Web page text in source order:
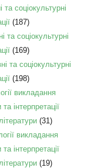
та соціокультурні
(187)
та соціокультурні
(169)
та соціокультурні
(198)
викладання
інтерпретації
(31)
викладання
інтерпретації
(19)